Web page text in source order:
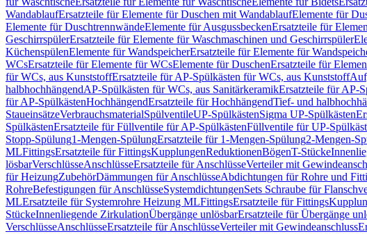
WandablaufErsatzteile für Elemente für Duschen mit WandablaufElemente für
Elemente für DuschtrennwändeElemente für AusgussbeckenErsatzteile für
GeschirrspülerErsatzteile für Elemente für Waschmaschinen und Geschirrspüler
KüchenspülenElemente für WandspeicherErsatzteile für Elemente für
WCsErsatzteile für Elemente für WCsElemente für DuschenErsatzteile für
für WCs, aus KunststoffErsatzteile für AP-Spülkästen für WCs, aus Kunststoff
halbhochhängendAP-Spülkästen für WCs, aus SanitärkeramikErsatzteile für AP-
für AP-SpülkästenHochhängendErsatzteile für HochhängendTief- und
StaueinsätzeVerbrauchsmaterialSpülventileUP-SpülkästenSigma UP-Spülkästen
SpülkästenErsatzteile für Füllventile für AP-SpülkästenFüllventile für UP-
Stopp-Spülung1-Mengen-SpülungErsatzteile für 1-Mengen-Spülung2-Mengen-
MLFittingsErsatzteile für FittingsKupplungenReduktionenBögenT-Stücke
lösbarVerschlüsseAnschlüsseErsatzteile für AnschlüsseVerteiler mit
für HeizungZubehörDämmungen für AnschlüsseAbdichtungen für Rohre und
RohreBefestigungen für AnschlüsseSystemdichtungenSets Schraube für
MLErsatzteile für Systemrohre Heizung MLFittingsErsatzteile für Fittings
StückeInnenliegende ZirkulationÜbergänge unlösbarErsatzteile für Übergänge
VerschlüsseAnschlüsseErsatzteile für AnschlüsseVerteiler mit Gewindeanschluss